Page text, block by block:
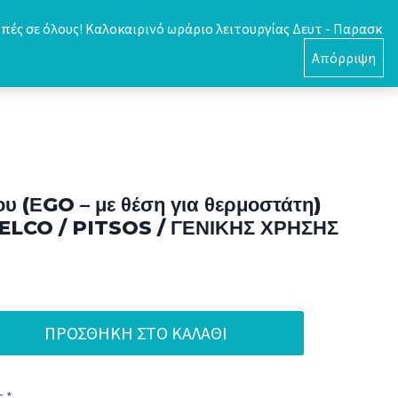
σε όλους! Καλοκαιρινό ωράριο λειτουργίας Δευτ - Παρασκ
Απόρριψη
0
(ΕGO – με θέση για θερμοστάτη)
ELCO / PITSOS / ΓΕΝΙΚΗΣ ΧΡΗΣΗΣ
ΠΡΟΣΘΉΚΗ ΣΤΟ ΚΑΛΆΘΙ